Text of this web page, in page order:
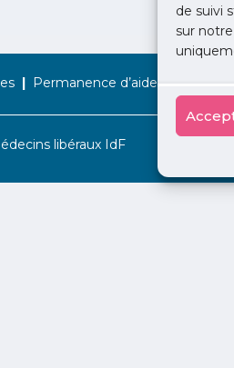
de suivi
sur
Permanence d’aide à
libéraux IdF